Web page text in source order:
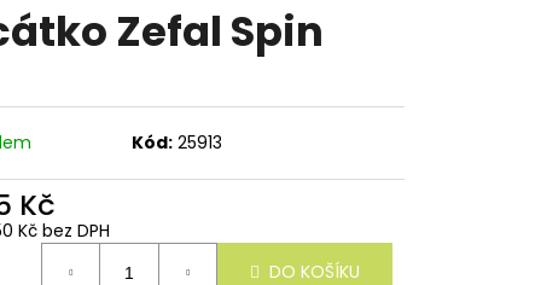
Zefal Spin
Kód: 25913
Kč
Kč bez DPH
DO KOŠÍKU